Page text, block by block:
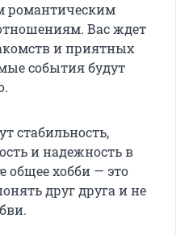
романтическим
Вас ждет
и приятных
события будут
стабильность,
и надежность в
общее хобби — это
друг друга и не